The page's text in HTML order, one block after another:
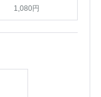
1,080円